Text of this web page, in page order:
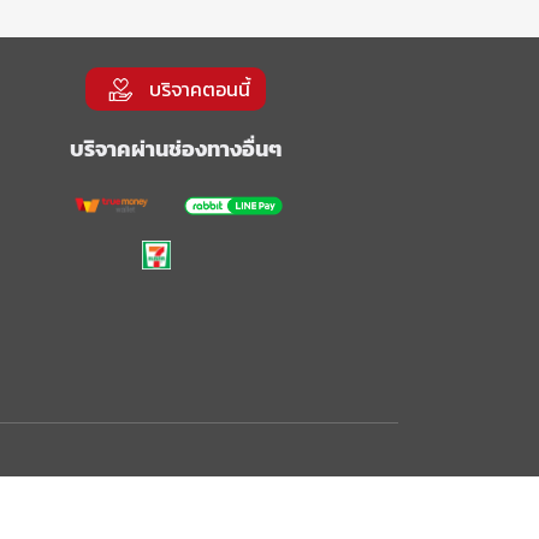
บริจาคตอนนี้
บริจาคผ่านช่องทางอื่นๆ